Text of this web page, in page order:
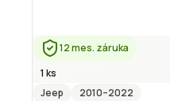
12 mes. záruka
1 ks
Jeep
2010–2022